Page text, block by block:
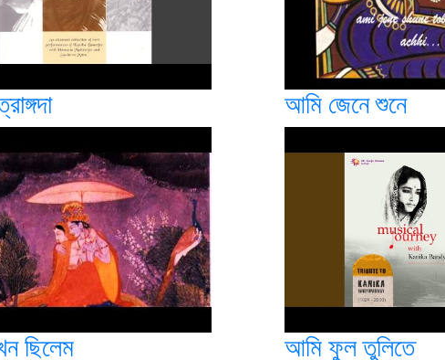
আমি জেনে শুনে
ছিলেম আমি ফুল তুলিতে